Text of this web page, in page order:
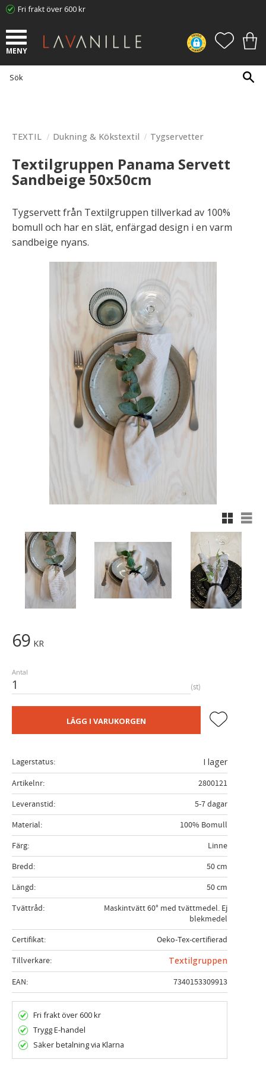
Fri frakt över 600 kr
TEXTIL Dukning & Kökstextil Tygservetter
Textilgruppen Panama Servett
Sandbeige 50x50cm
Tygservett från Textilgruppen tillverkad av 100%
bomull och har en slät, enfärgad design i en varm
sandbeige nyans.
69 KR
Antal
st
LÄGG I VARUKORGEN Lägg till i
Lagerstatus
I lager
Artikelnr
2800121
Leveranstid
5-7 dagar
Material
100% Bomull
Färg
Linne
Bredd
50 cm
Längd
50 cm
Tvättråd
Maskintvätt 60° med tvättmedel. Ej
blekmedel
Certifikat
Oeko-Tex-certifierad
Tillverkare
Textilgruppen
EAN
7340153309913
Fri frakt över 600 kr
Trygg E-handel
Säker betalning via Klarna